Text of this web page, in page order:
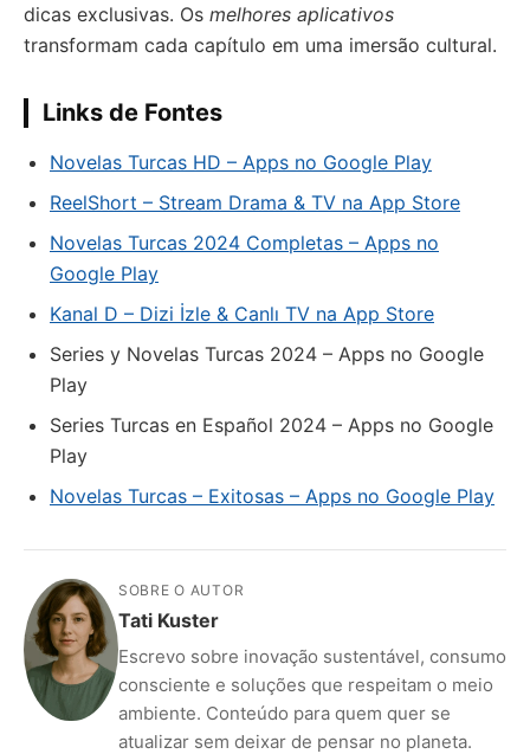
dicas exclusivas. Os melhores aplicativos
transformam cada capítulo em uma imersão cultural.
Links de Fontes
Novelas Turcas HD – Apps no Google Play
ReelShort – Stream Drama & TV na App Store
Novelas Turcas 2024 Completas – Apps no
Google Play
Kanal D – Dizi İzle & Canlı TV na App Store
Series y Novelas Turcas 2024 – Apps no Google
Play
Series Turcas en Español 2024 – Apps no Google
Play
Novelas Turcas – Exitosas – Apps no Google Play
SOBRE O AUTOR
Tati Kuster
Escrevo sobre inovação sustentável, consumo
consciente e soluções que respeitam o meio
ambiente. Conteúdo para quem quer se
atualizar sem deixar de pensar no planeta.